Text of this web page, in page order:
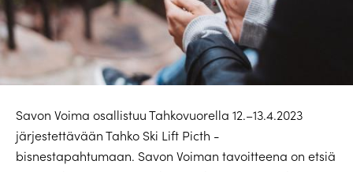
Savon Voima osallistuu Tahkovuorella 12.–13.4.2023
järjestettävään Tahko Ski Lift Picth -
bisnestapahtumaan. Savon Voiman tavoitteena on etsiä